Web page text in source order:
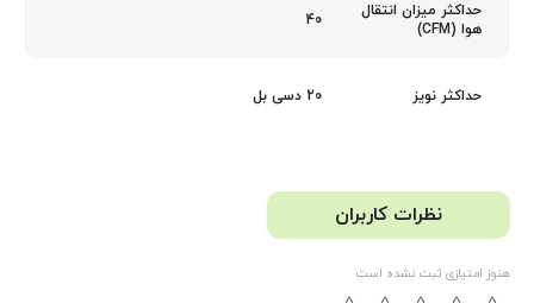
حداکثر میزان انتقال
هوا (CFM)
40
حداکثر نویز 20 دسی بل
نظرات کاربران
هنوز امتیازی ثبت نشده است